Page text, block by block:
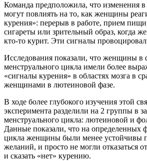
Команда предположила, что изменения
могут повлиять на то, как женщины
курения»: перерыв в работе, прием
сигареты или зрительный образ, когда
кто-то курит. Эти сигналы
Исследования показали, что женщины в
менструального цикла имели более
«сигналы курения» в областях мозга в
женщинами в лютеиновой фазе.
В ходе более глубокого изучения этой
эксперимента разделили на 2 группы в
менструального цикла: лютеиновой и
Данные показали, что на определенных
цикла женщины были менее устойчивы
желаний, и просто не могли отказаться
и сказать «нет» курению.